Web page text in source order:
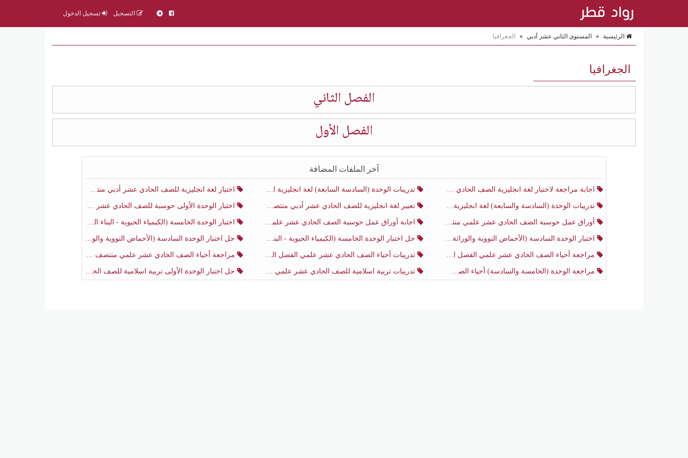
التسجيل تسجيل الدخول
الرئيسية » المستوى الثاني عشر أدبي » الجغرافيا
الجغرافيا
الفصل الثاني
الفصل الأول
آخر الملفات المضافة
اجابة مراجعة لاختبار لغة انجليزية الصف الحادي عشر أدبي منتصف الفصل الثاني تدريبات الوحدة (السادسة السابعة) لغة انجليزية الصف الحادي عشر أدبي منتصف الفصل الثاني اختبار لغة انجليزية للصف الحادي عشر أدبي منتصف الفصل الثاني
تدريبات الوحدة (السادسة والسابعة) لغة انجليزية الصف الحادي عشر أدبي الفصل الثاني تعبير لغة انجليزية للصف الحادي عشر أدبي منتصف الفصل الثاني اختبار الوحدة الأولى حوسبة للصف الحادي عشر علمي منتصف الفصل الثاني
أوراق عمل حوسبة الصف الحادي عشر علمي منتصف الفصل الثاني اجابة أوراق عمل حوسبة الصف الحادي عشر علمي منتصف الفصل الثاني اختبار الوحدة الخامسة (الكيمياء الحيوية - البناء الضوئي) أحياء الصف الحادي عشر علمي الفصل الثاني
اختبار الوحدة السادسة (الأحماض النووية والوراثة) أحياء الصف الحادي عشر علمي منتصف الفصل الثاني حل اختبار الوحدة الخامسة (الكيمياء الحيوية - البناء الضوئي) أحياء الصف الحادي عشر علمي الفصل الثاني حل اختبار الوحدة السادسة (الأحماض النووية والوراثة) أحياء الصف الحادي عشر علمي منتصف الفصل الثاني
مراجعة أحياء الصف الحادي عشر علمي الفصل الثاني تدريبات أحياء الصف الحادي عشر علمي الفصل الثاني مراجعة أحياء الصف الحادي عشر علمي منتصف الفصل الثاني
مراجعة الوحدة (الخامسة والسادسة) أحياء الصف الحادي عشر علمي منتصف الفصل الثاني تدريبات تربية اسلامية للصف الحادي عشر علمي منتصف الفصل الثاني حل اختبار الوحدة الأولى تربية اسلامية للصف الحادي عشر علمي منتصف الفصل الثاني